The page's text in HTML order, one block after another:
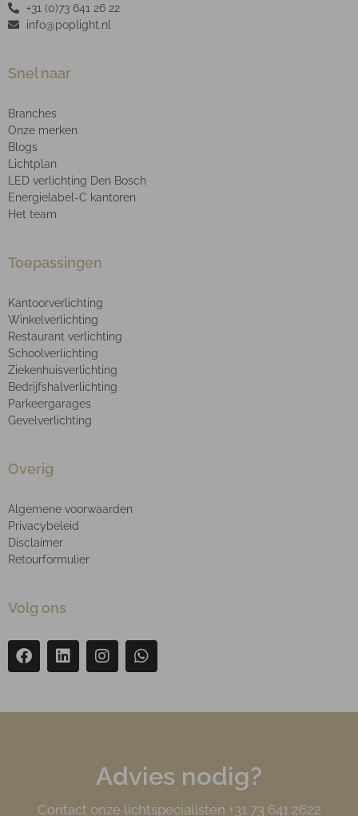
+31 (0)73 641 26 22
info@poplight.nl
Snel naar
Branches
Onze merken
Blogs
Lichtplan
LED verlichting Den Bosch
Energielabel-C kantoren
Het team
Toepassingen
Kantoorverlichting
Winkelverlichting
Restaurant verlichting
Schoolverlichting
Ziekenhuisverlichting
Bedrijfshalverlichting
Parkeergarages
Gevelverlichting
Overig
Algemene voorwaarden
Privacybeleid
Disclaimer
Retourformulier
Volg ons
Advies nodig?
Contact onze lichtspecialisten +31 73 641 2622